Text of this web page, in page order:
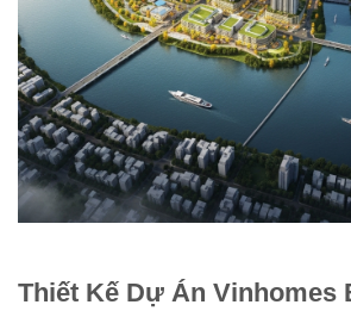
Thiết Kế Dự Án Vinhomes